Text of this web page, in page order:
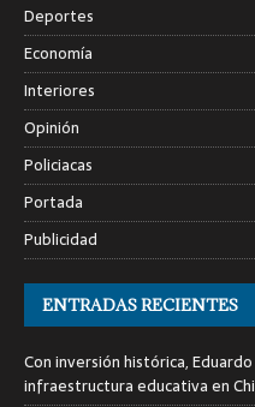
Deportes
Economía
Interiores
Opinión
Policiacas
Portada
Publicidad
ENTRADAS RECIENTES
Con inversión histórica,
infraestructura educativa en